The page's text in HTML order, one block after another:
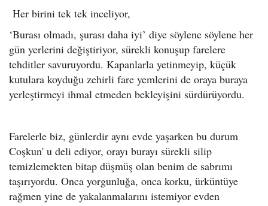
Her birini tek tek inceliyor,
‘Burası olmadı, şurası daha iyi’ diye söylene söylene her
gün yerlerini değiştiriyor, sürekli konuşup farelere
tehditler savuruyordu. Kapanlarla yetinmeyip, küçük
kutulara koyduğu zehirli fare yemlerini de oraya buraya
yerleştirmeyi ihmal etmeden bekleyişini sürdürüyordu.
Farelerle biz, günlerdir aynı evde yaşarken bu durum
Coşkun' u deli ediyor, orayı burayı sürekli silip
temizlemekten bitap düşmüş olan benim de sabrımı
taşırıyordu. Onca yorgunluğa, onca korku, ürküntüye
rağmen yine de yakalanmalarını istemiyor evden